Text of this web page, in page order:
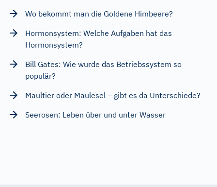
Wo bekommt man die Goldene Himbeere?
Hormonsystem: Welche Aufgaben hat das
Hormonsystem?
Bill Gates: Wie wurde das Betriebssystem so
populär?
Maultier oder Maulesel – gibt es da Unterschiede?
Seerosen: Leben über und unter Wasser